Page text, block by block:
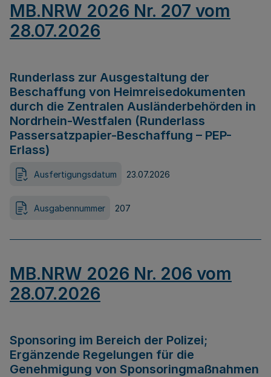
MB.NRW 2026 Nr. 207 vom
28.07.2026
Runderlass zur Ausgestaltung der
Beschaffung von Heimreisedokumenten
durch die Zentralen Ausländerbehörden in
Nordrhein-Westfalen (Runderlass
Passersatzpapier-Beschaffung – PEP-
Erlass)
Ausfertigungsdatum 23.07.2026
Ausgabennummer 207
MB.NRW 2026 Nr. 206 vom
28.07.2026
Sponsoring im Bereich der Polizei;
Ergänzende Regelungen für die
Genehmigung von Sponsoringmaßnahmen